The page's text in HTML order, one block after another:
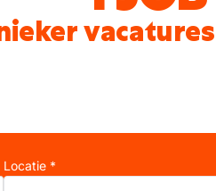
Locatie *